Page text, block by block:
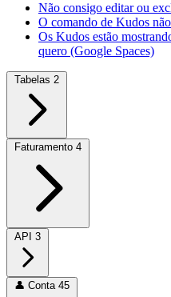
Não consigo editar ou
O comando de Kudos
Os Kudos estão
quero (Google Spaces)
Tabelas 2
Faturamento 4
API 3
👤 Conta 45